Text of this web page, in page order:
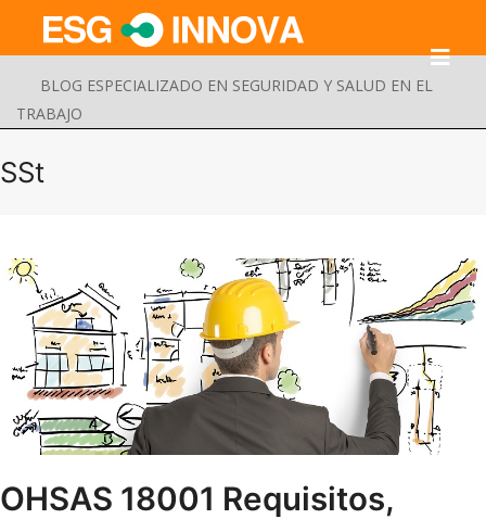
BLOG ESPECIALIZADO EN SEGURIDAD Y SALUD EN EL
TRABAJO
Buscar Enviar
SSt
OHSAS 18001 Requisitos,